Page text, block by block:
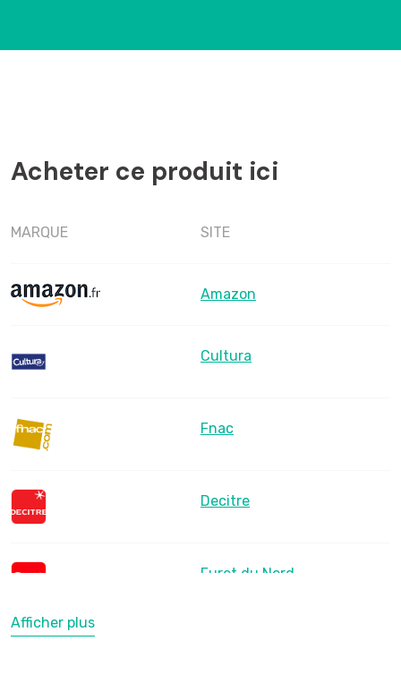
Acheter ce produit ici
MARQUE SITE
Amazon
Cultura
Fnac
Decitre
Furet du Nord
Afficher plus